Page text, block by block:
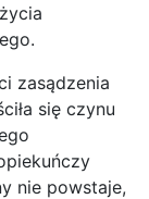
zasądzenia
się czynu
nie powstaje,